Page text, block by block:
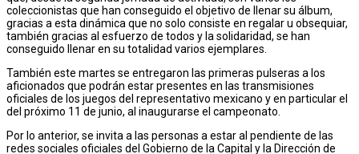
coleccionistas que han conseguido el objetivo de llenar su álbum,
gracias a esta dinámica que no solo consiste en regalar u obsequiar,
también gracias al esfuerzo de todos y la solidaridad, se han
conseguido llenar en su totalidad varios ejemplares.
También este martes se entregaron las primeras pulseras a los
aficionados que podrán estar presentes en las transmisiones
oficiales de los juegos del representativo mexicano y en particular el
del próximo 11 de junio, al inaugurarse el campeonato.
Por lo anterior, se invita a las personas a estar al pendiente de las
redes sociales oficiales del Gobierno de la Capital y la Dirección de